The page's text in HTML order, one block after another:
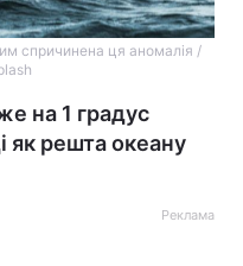
спричинена ця аномалія /
на 1 градус
як решта океану
Реклама